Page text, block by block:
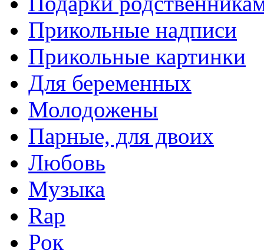
Прикольные надписи
Прикольные картинки
Для беременных
Молодожены
Парные, для двоих
Любовь
Музыка
Rap
Рок